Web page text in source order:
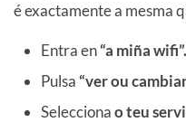
é exactamente a mesma
Entra en“a miña wifi”.
Pulsa“ver ou
Seleccionao teu